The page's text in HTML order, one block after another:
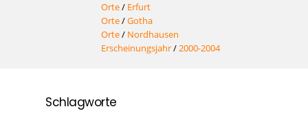
Orte/ Erfurt
Orte/Gotha
Orte/ Nordhausen
Erscheinungsjahr/2000-2004
Schlagworte